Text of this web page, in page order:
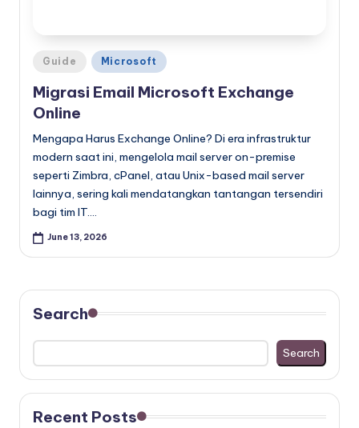
Posted
Guide Microsoft
Migrasi Email Microsoft Exchange
Online
Mengapa Harus Exchange Online? Di era infrastruktur
modern saat ini, mengelola mail server on-premise
seperti Zimbra, cPanel, atau Unix-based mail server
lainnya, sering kali mendatangkan tantangan tersendiri
bagi tim IT.…
June 13, 2026
Search
Search
Recent Posts